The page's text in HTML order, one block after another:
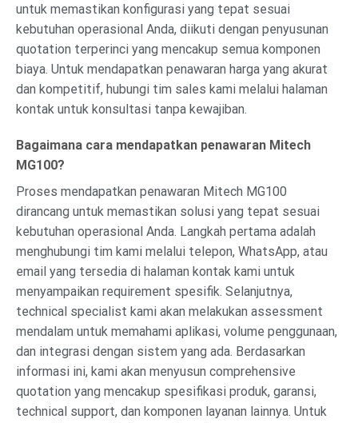
untuk memastikan konfigurasi yang tepat sesuai
kebutuhan operasional Anda, diikuti dengan penyusunan
quotation terperinci yang mencakup semua komponen
biaya. Untuk mendapatkan penawaran harga yang akurat
dan kompetitif, hubungi tim sales kami melalui halaman
kontak untuk konsultasi tanpa kewajiban.
Bagaimana cara mendapatkan penawaran Mitech
MG100?
Proses mendapatkan penawaran Mitech MG100
dirancang untuk memastikan solusi yang tepat sesuai
kebutuhan operasional Anda. Langkah pertama adalah
menghubungi tim kami melalui telepon, WhatsApp, atau
email yang tersedia di halaman kontak kami untuk
menyampaikan requirement spesifik. Selanjutnya,
technical specialist kami akan melakukan assessment
mendalam untuk memahami aplikasi, volume penggunaan,
dan integrasi dengan sistem yang ada. Berdasarkan
informasi ini, kami akan menyusun comprehensive
quotation yang mencakup spesifikasi produk, garansi,
technical support, dan komponen layanan lainnya. Untuk